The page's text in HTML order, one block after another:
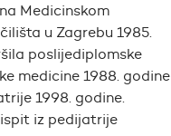
Medicinskom
u Zagrebu 1985.
poslijediplomske
medicine 1988. godine
1998. godine.
iz pedijatrije